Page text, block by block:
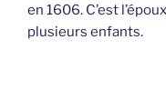
en 1606. C’est
plusieurs enfants.